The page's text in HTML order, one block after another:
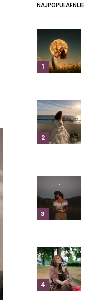
NAJPOPULARNIJE
1
2
3
4